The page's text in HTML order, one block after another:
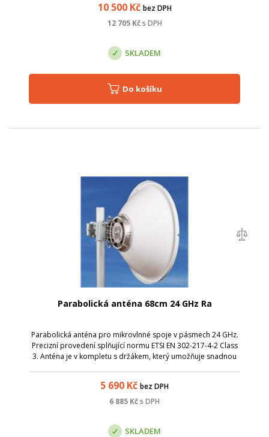
10 500Kč bez DPH
12 705Kč s DPH
SKLADEM
Do košíku
Parabolická anténa 68cm 24 GHz Ra
Parabolická anténa pro mikrovlnné spoje v pásmech 24 GHz.
Precizní provedení splňující normu ETSI EN 302-217-4-2 Class
3. Anténa je v kompletu s držákem, který umožňuje snadnou
5 690 Kč bez DPH
6 885 Kčs DPH
SKLADEM